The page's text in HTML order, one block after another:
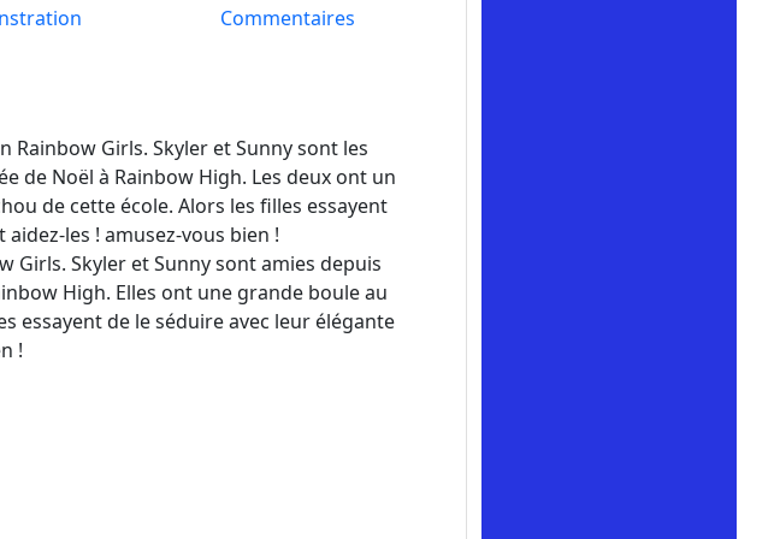
Commentaires
Girls. Skyler et Sunny sont les
de Noël à Rainbow High. Les deux ont un
de cette école. Alors les filles essayent
les ! amusez-vous bien !
Girls. Skyler et Sunny sont amies depuis
High. Elles ont une grande boule au
essayent de le séduire avec leur élégante
!